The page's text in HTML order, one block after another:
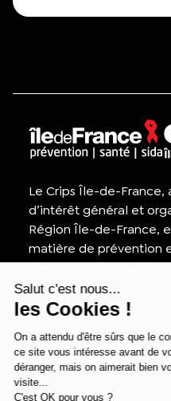
Le Crips Île-de-
d’intérêt général et
Région Île-de-France,
matière de prévention
santé, ainsi que dans
Appel d'offres
Presse